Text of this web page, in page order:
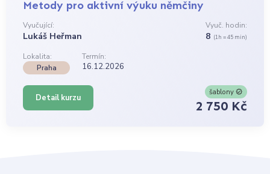
Metody pro aktivní výuku němčiny
Vyučující:
Lukáš Heřman
Vyuč. hodin:
8 (1h = 45 min)
Lokalita:
Termín:
Praha
16.12.2026
Detail kurzu
šablony
2 750 Kč